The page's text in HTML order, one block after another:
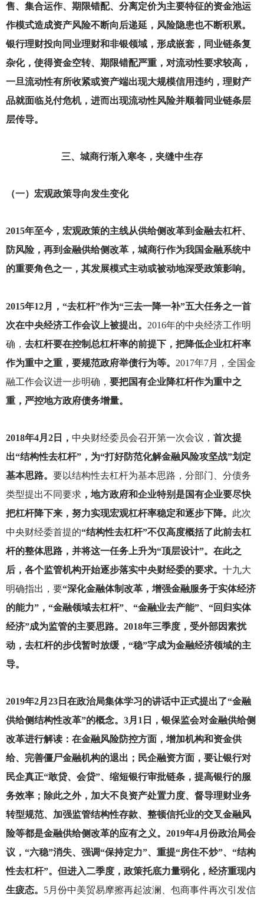
售、集合运作、期限错配、分离定价为主要特征的资金池运
作模式造成资产风险不断向后递延，风险隐患也不断积累。
银行理财投向同业理财和非银领域，形成嵌套，同业链条复
杂化，使得资金空转、期限错配严重，对流动性要求较高，
一旦流动性有所收紧或资产端出现大规模信用违约，理财产
品就面临兑付危机，进而出现流动性风险并顺着同业链条层
层传导。
三、城商行渐入寒冬，夹缝中生存
（一）宏观政策导向发生变化
2015年至今，宏观政策的主线从供给侧改革到金融去杠杆、
防风险，再到金融供给侧改革，城商行作为我国金融系统中
的重要角色之一，其发展模式主动或被动地深受政策影响。
2015年12月，“去杠杆”作为“三去一降一补”五大任务之一首
次在中央经济工作会议上被提出。 2016年的中央经济工作明
确， 去杠杆要在控制总杠杆率的前提下，把降低企业杠杆率
作为重中之重，要规范政府举债行为等。 2017年7月，全国金
融工作会议进一步明确， 要把国有企业降杠杆作为重中之
重，严控地方政府债务增量。
2018年4月2日， 中央财经委员会召开第一次会议， 首次提
出“结构性去杠杆”，为“打好防范化解金融风险攻坚战”划定
基本思路。 要以结构性去杠杆为基本思路，分部门、分债务
类型提出不同要求，地方政府和企业特别是国有企业要尽快
把杠杆降下来，努力实现宏观杠杆率稳定和逐步下降。 此次
中央财经委首提的“结构性去杠杆”不仅高度概括了此前去杠
杆的整体思路，并将这一任务上升为“顶层设计”。在此之
后，各个监管机构开始逐步落实中央财经委的要求。 十九大
明确指出，要“深化金融体制改革，增强金融服务于实体经济
的能力”，“金融领域去杠杆”、“金融业去产能”、“回归实体
经济”成为监管的主要思路。2018年三季度，受外部因素扰
动，去杠杆的步伐暂时放缓，“稳”字成为金融经济领域的主
导。
2019年2月23日在政治局集体学习的讲话中正式提出了“金融
供给侧结构性改革”的概念。3月1日，银保监会对金融供给侧
改革进行解读：在金融风险防控方面，增加机构和资金供
给、完善僵尸金融机构的退出；民企融资方面，要让银行对
民企真正“敢贷、会贷”、缩短银行审批链条，提高银行的服
务效率；除此之外，加大不良资产处置力度、督导理财业务
转型规范、加强监管结构性存款、整顿信托业的交叉金融风
险等都是金融供给侧改革的应有之义。2019年4月份政治局会
议，“六稳”消失、强调“保持定力”、重提“房住不炒”、“结构
性去杠杆”。但进入二季度，政策托底力量弱化，经济重现内
生疲态。 5月份中美贸易摩擦再起波澜、包商事件再次引发信